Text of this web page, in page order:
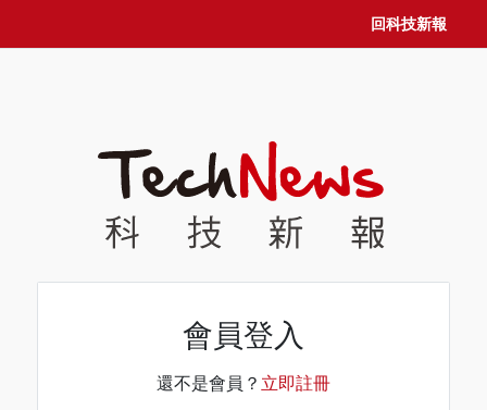
回科技新報
會員登入
還不是會員？ 立即註冊